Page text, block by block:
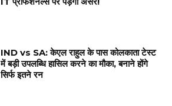
IND vs SA: केएल राहुल के पास कोलकाता टेस्ट
में बड़ी उपलब्धि हासिल करने का मौका, बनाने होंगे
सिर्फ इतने रन